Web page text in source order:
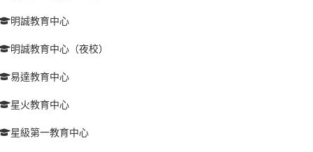
明誠教育中心
明誠教育中心（夜校）
易達教育中心
星火教育中心
星級第一教育中心